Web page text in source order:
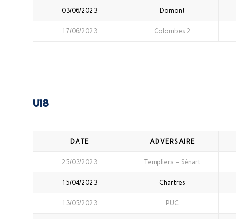
03/06/2023 Domont
17/06/2023 Colombes 2
U18
DATE ADVERSAIRE
25/03/2023 Templiers – Sénart
15/04/2023 Chartres
13/05/2023 PUC